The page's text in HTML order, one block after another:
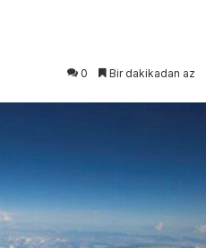
0 Bir dakikadan az